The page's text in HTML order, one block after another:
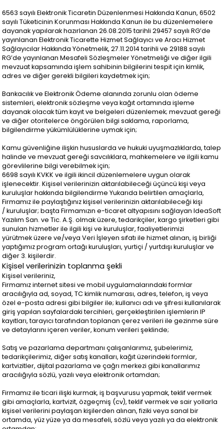
6563 sayılı Elektronik Ticaretin Düzenlenmesi Hakkında Kanun, 6502
sayılı Tüketicinin Korunması Hakkında Kanun ile bu düzenlemelere
dayanak yapılarak hazırlanan 26.08.2015 tarihli 29457 sayılı RG’de
yayınlanan Elektronik Ticarette Hizmet Sağlayıcı ve Aracı Hizmet
Sağlayıcılar Hakkında Yönetmelik, 27.11.2014 tarihli ve 29188 sayılı
RG’de yayınlanan Mesafeli Sözleşmeler Yönetmeliği ve diğer ilgili
mevzuat kapsamında işlem sahibinin bilgilerini tespit için kimlik,
adres ve diğer gerekli bilgileri kaydetmek için;
Bankacılık ve Elektronik Ödeme alanında zorunlu olan ödeme
sistemleri, elektronik sözleşme veya kağıt ortamında işleme
dayanak olacak tüm kayıt ve belgeleri düzenlemek; mevzuat gereği
ve diğer otoritelerce öngörülen bilgi saklama, raporlama,
bilgilendirme yükümlülüklerine uymak için;
Kamu güvenliğine ilişkin hususlarda ve hukuki uyuşmazlıklarda, talep
halinde ve mevzuat gereği savcılıklara, mahkemelere ve ilgili kamu
görevlilerine bilgi verebilmek için;
6698 sayılı KVKK ve ilgili ikincil düzenlemelere uygun olarak
işlenecektir. Kişisel verilerinizin aktarılabileceği üçüncü kişi veya
kuruluşlar hakkında bilgilendirme Yukarıda belirtilen amaçlarla,
Firmamız ile paylaştığınız kişisel verilerinizin aktarılabileceği kişi
/ kuruluşlar; başta Firmamızın e-ticaret altyapısını sağlayan IdeaSoft
Yazılım San. ve Tic. A.Ş. olmak üzere, tedarikçiler, kargo şirketleri gibi
sunulan hizmetler ile ilgili kişi ve kuruluşlar, faaliyetlerimizi
yürütmek üzere ve/veya Veri İşleyen sıfatı ile hizmet alınan, iş birliği
yaptığımız program ortağı kuruluşları, yurtiçi / yurtdışı kuruluşlar ve
diğer 3. kişilerdir.
Kişisel verilerinizin toplanma şekli
Kişisel verileriniz,
Firmamız internet sitesi ve mobil uygulamalarındaki formlar
aracılığıyla ad, soyad, TC kimlik numarası, adres, telefon, iş veya
özel e-posta adresi gibi bilgiler ile; kullanıcı adı ve şifresi kullanılarak
giriş yapılan sayfalardaki tercihleri, gerçekleştirilen işlemlerin IP
kayıtları, tarayıcı tarafından toplanan çerez verileri ile gezinme süre
ve detaylarını içeren veriler, konum verileri şeklinde;
Satış ve pazarlama departmanı çalışanlarımız, şubelerimiz,
tedarikçilerimiz, diğer satış kanalları, kağıt üzerindeki formlar,
kartvizitler, dijital pazarlama ve çağrı merkezi gibi kanallarımız
aracılığıyla sözlü, yazılı veya elektronik ortamdan;
Firmamız ile ticari ilişki kurmak, iş başvurusu yapmak, teklif vermek
gibi amaçlarla, kartvizit, özgeçmiş (cv), teklif vermek ve sair yollarla
kişisel verilerini paylaşan kişilerden alınan, fiziki veya sanal bir
ortamda, yüz yüze ya da mesafeli, sözlü veya yazılı ya da elektronik